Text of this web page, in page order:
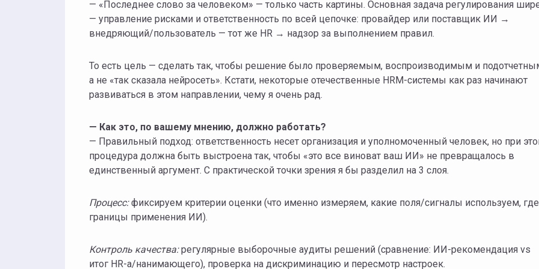
— «Последнее слово за человеком» — только часть картины. Основная задача регулирования
— управление рисками и ответственность по всей цепочке: провайдер или поставщик ИИ →
внедряющий/пользователь — тот же HR → надзор за выполнением правил.
То есть цель — сделать так, чтобы решение было проверяемым, воспроизводимым и
а не «так сказала нейросеть». Кстати, некоторые отечественные HRM-системы как раз начинают
развиваться в этом направлении, чему я очень рад.
— Как это, по вашему мнению, должно работать?
— Правильный подход: ответственность несет организация и уполномоченный человек, но при
процедура должна быть выстроена так, чтобы «это все виноват ваш ИИ» не превращалось в
единственный аргумент. С практической точки зрения я бы разделил на 3 слоя.
Процесс:фиксируем критерии оценки (что именно измеряем, какие поля/сигналы используем, где
границы применения ИИ).
Контроль качества:регулярные выборочные аудиты решений (сравнение: ИИ-рекомендация vs
итог HR-а/нанимающего), проверка на дискриминацию и пересмотр настроек.